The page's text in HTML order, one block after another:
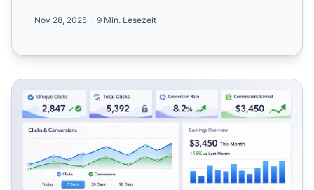
Nov 28, 2025 9 Min. Lesezeit
Provisionen nur für eindeutige Klicks generieren